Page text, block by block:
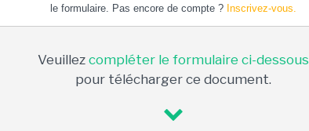
le formulaire. Pas encore de compte ? Inscrivez-vous.
Veuillez compléter le formulaire ci-dessous
pour télécharger ce document.